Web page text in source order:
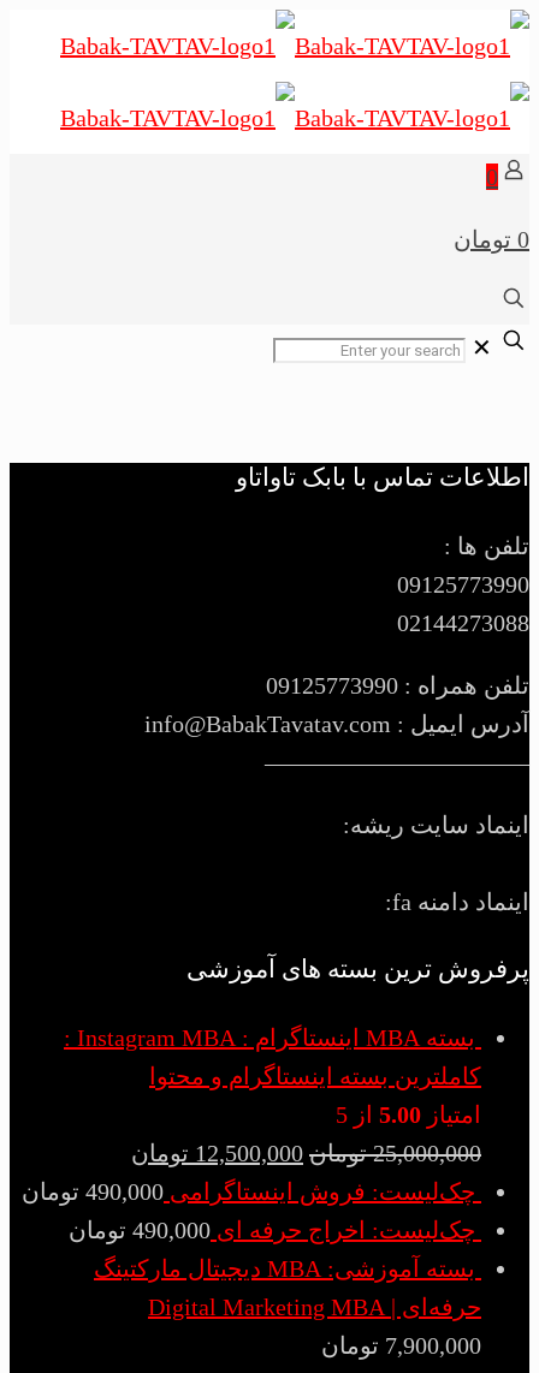
0
0 تومان
✕
اطلاعات تماس با بابک تاواتاو
تلفن ها :
09125773990
02144273088
تلفن همراه : 09125773990
آدرس ایمیل : info@BabakTavatav.com
———————————
اینماد سایت ریشه:
اینماد دامنه fa:
پرفروش ترین بسته های آموزشی
بسته MBA اینستاگرام : Instagram MBA :
کاملترین بسته اینستاگرام و محتوا
امتیاز 5.00 از 5
25,000,000 تومان 12,500,000 تومان
چک‌لیست: فروش اینستاگرامی 490,000 تومان
چک‌لیست: اخراج حرفه ای 490,000 تومان
بسته آموزشی: MBA دیجیتال مارکتینگ
حرفه‌ای | Digital Marketing MBA
7,900,000 تومان